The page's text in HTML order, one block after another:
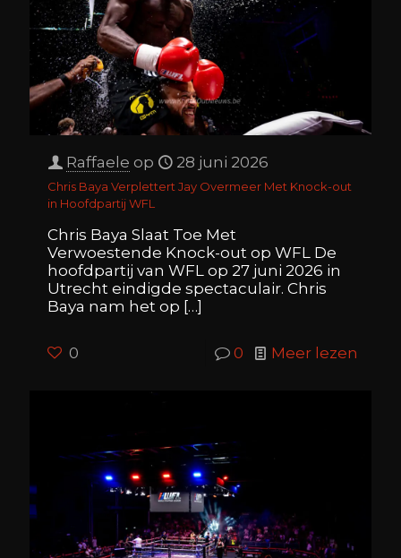
Raffaele op 28 juni 2026
Chris Baya Verplettert Jay Overmeer Met Knock-out
in Hoofdpartij WFL
Chris Baya Slaat Toe Met
Verwoestende Knock-out op WFL De
hoofdpartij van WFL op 27 juni 2026 in
Utrecht eindigde spectaculair. Chris
Baya nam het op […]
0 0 Meer lezen